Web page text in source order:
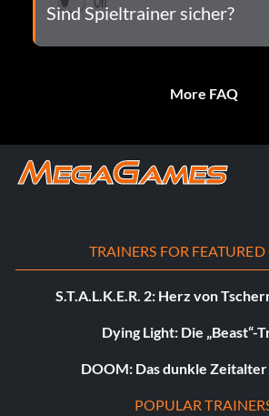
Sind Spieltrainer sicher?
More FAQ
TRAINERS FOR
S.T.A.L.K.E.R. 2: Herz von
Dying Light: Die „Beast“-
DOOM: Das dunkle
POPULAR